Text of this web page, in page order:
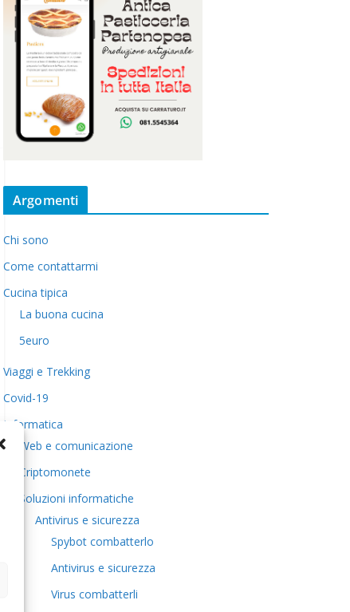
Argomenti
Chi sono
Come contattarmi
Cucina tipica
La buona cucina
5euro
Viaggi e Trekking
Covid-19
Informatica
Web e comunicazione
Criptomonete
Soluzioni informatiche
Antivirus e sicurezza
Spybot combatterlo
Antivirus e sicurezza
Virus combatterli